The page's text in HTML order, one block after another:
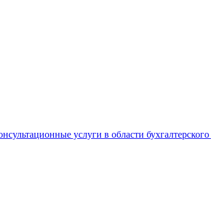
услуги в области